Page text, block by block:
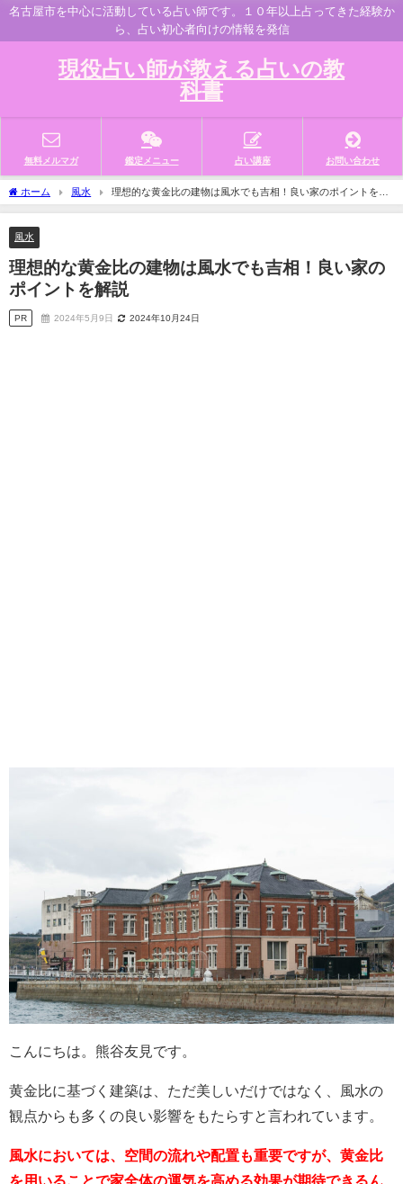
名古屋市を中心に活動している占い師です。１０年以上占ってきた経験か
ら、占い初心者向けの情報を発信
現役占い師が教える占いの教
科書
無料メルマガ 鑑定メニュー 占い講座 お問い合わせ
ホーム 風水
理想的な黄金比の建物は風水でも吉相！良い家のポイントを解
説
風水
理想的な黄金比の建物は風水でも吉相！良い家の
ポイントを解説
PR 2024年5月9日 2024年10月24日
こんにちは。熊谷友見です。
黄金比に基づく建築は、ただ美しいだけではなく、風水の
観点からも多くの良い影響をもたらすと言われています。
風水においては、空間の流れや配置も重要ですが、黄金比
を用いることで家全体の運気を高める効果が期待できるん